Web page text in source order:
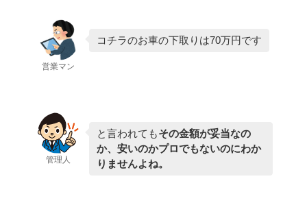
営業マン
コチラのお車の下取りは70万円です
管理人
と言われてもその金額が妥当なの
か、安いのかプロでもないのにわか
りませんよね。